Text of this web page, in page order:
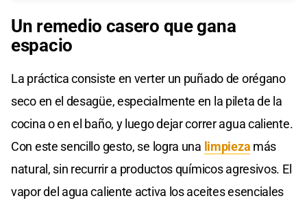
Un remedio casero que gana
espacio
La práctica consiste en verter un puñado de orégano
seco en el desagüe, especialmente en la pileta de la
cocina o en el baño, y luego dejar correr agua caliente.
Con este sencillo gesto, se logra una limpieza más
natural, sin recurrir a productos químicos agresivos. El
vapor del agua caliente activa los aceites esenciales